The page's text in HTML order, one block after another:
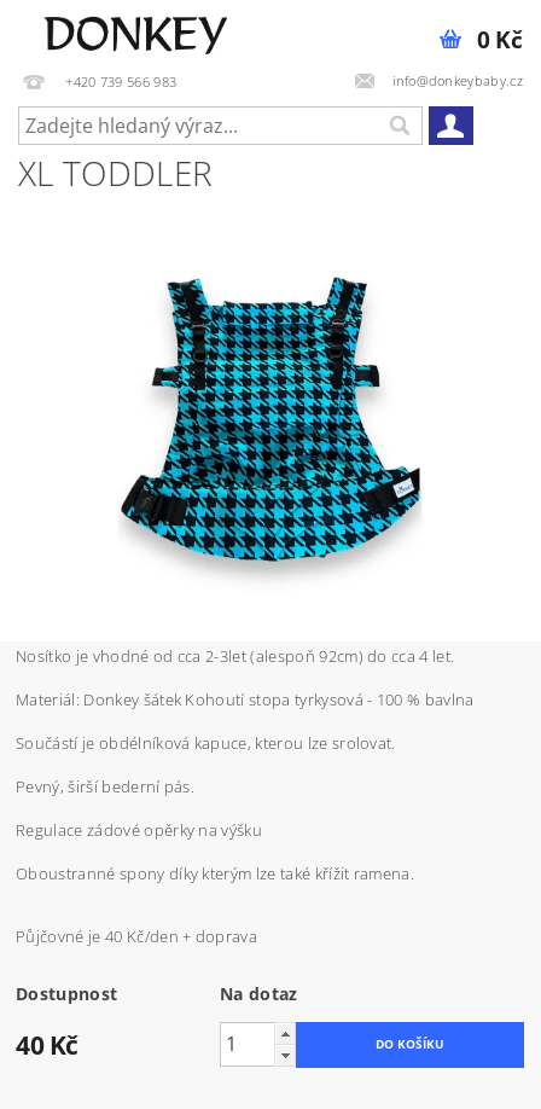
+420 739 566 983 info@donkeybaby.cz
0 Kč
XL TODDLER
Nosítko je vhodné od cca 2-3let (alespoň 92cm) do cca 4 let.
Materiál: Donkey šátek Kohoutí stopa tyrkysová - 100 % bavlna
Součástí je obdélníková kapuce, kterou lze srolovat.
Pevný, širší bederní pás.
Regulace zádové opěrky na výšku
Oboustranné spony díky kterým lze také křížit ramena.
Půjčovné je 40 Kč/den + doprava
Dostupnost Na dotaz
40 Kč